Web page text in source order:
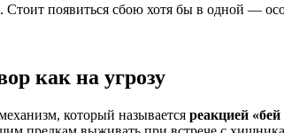
Стоит появиться сбою хотя бы в одной
как на угрозу
который называется реакцией «бей